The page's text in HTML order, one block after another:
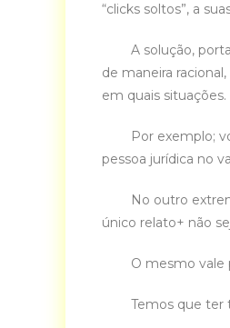
“clicks soltos”, a
A solução,
de maneira
em quais situações.
Por exemplo;
pessoa jurídica no
No outro
único relato+ não
O mesmo vale
Temos que ter